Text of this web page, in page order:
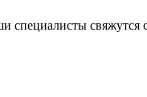
специалисты